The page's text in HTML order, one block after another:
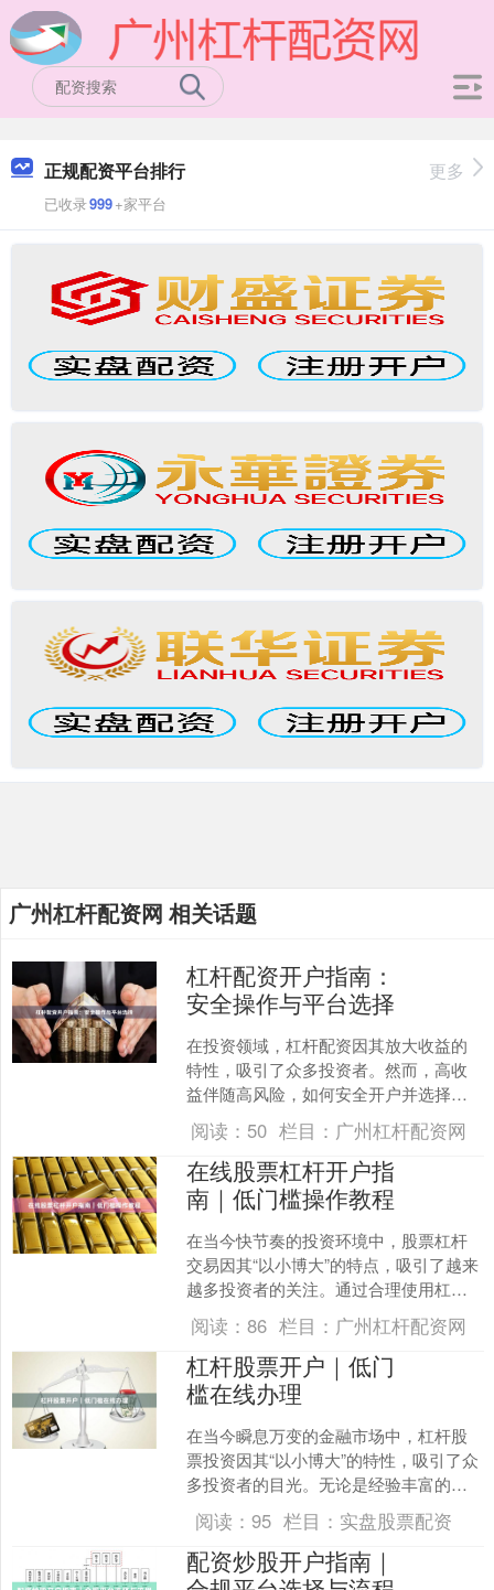
正规配资平台排行
已收录999+家平台
更多
广州杠杆配资网 相关话题
杠杆配资开户指南：
安全操作与平台选择
在投资领域，杠杆配资因其放大收益的
特性，吸引了众多投资者。然而，高收
益伴随高风险，如何安全开户并选择可
靠平台至关重要。本文将为您提供一份
全面的开户指南，帮助您规....
阅读： 50 栏目： 广州杠杆配资网
在线股票杠杆开户指
南｜低门槛操作教程
在当今快节奏的投资环境中，股票杠杆
交易因其“以小博大”的特点，吸引了越来
越多投资者的关注。通过合理使用杠
杆，投资者可以用较少的本金撬动更大
的资金量，从而放大潜在....
阅读： 86 栏目： 广州杠杆配资网
杠杆股票开户｜低门
槛在线办理
在当今瞬息万变的金融市场中，杠杆股
票投资因其“以小博大”的特性，吸引了众
多投资者的目光。无论是经验丰富的股
民，还是初入市场的新手，都希望通过
合理的杠杆工具放大收....
阅读：95 栏目： 实盘股票配资
配资炒股开户指南｜